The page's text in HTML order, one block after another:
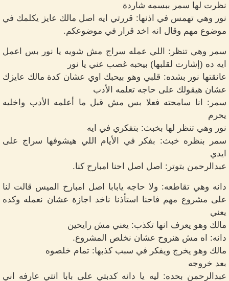
نظرت لها سمر ببسمه شاردة
نور وهي تهمس في اذنها: قررتي ايه اصل مالك عايز يكلمك في
موضوع مهم وقال انه اخد قرار في موضوعكم.
سمر وهي تنظر: اللي عمله سراج مش شويه يا نور بس اعمل
ايه ده (إشارت لقلبها) بيحبه غصب عني يا نور
عانقتها نور بشده: قلبي وهو بيحبك اوي عشان كدة مالك عايزك
عشان هيقولك على حاجه تعلمه الأدب
سمر: انا سامحته فعلا بس مش قبل ما أعلمه الأدب واخليه
يحرم
نور وهي تنظر لها بخبث: بتفكري في ايه
سمر بنظره خبث: بفكر في الأيام اللي هيشوفها سراج على
ايدي
عبدالرحمن بتوتر: اصل اصل احنا امبارح كنا.
دانه وهي تقاطعه: ولا حاجه يابابا اصل امبارح الميس قالت لنا
على مشروع مهم فاحنا استأذنا ناخد اجازة عشان نعمله وكده
يعني
مالك وهو يعرف انها تكذب: يعني مش رايحين
دانه: اه مش هنروح عشان نخلص المشروع.
مالك وهو يخرج ويفكر في سبب كذبها: تمام خلصوه
بعد خروجه
عبدالرحمن بحده: ليه يا دانه كدبتي على بابا انتي عارفه اني